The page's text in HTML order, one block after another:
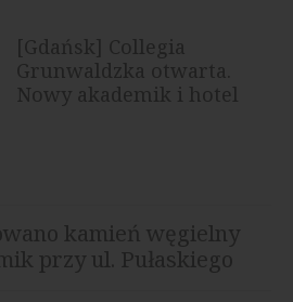
[Gdańsk] Collegia
Grunwaldzka otwarta.
Nowy akademik i hotel
kamień węgielny
przy ul. Pułaskiego